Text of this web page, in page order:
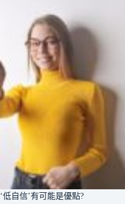
‘低自信’有可能是優點?